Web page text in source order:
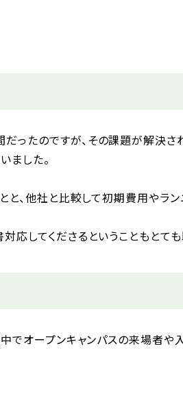
たのですが、その課題が解決さ
ました。
、他社と比較して初期費用やラ
応してくださるということもとても
オープンキャンパスの来場者や